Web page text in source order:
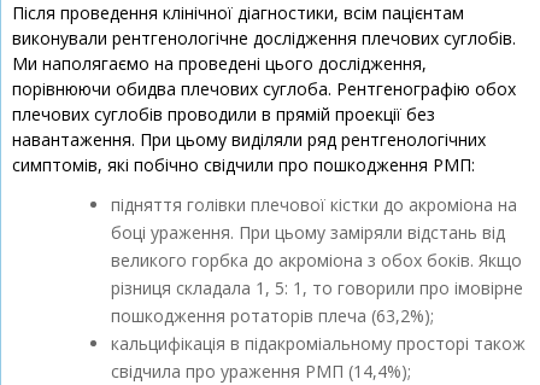
Після проведення клінічної діагностики, всім пацієнтам
виконували рентгенологічне дослідження плечових суглобів.
Ми наполягаємо на проведені цього дослідження,
порівнюючи обидва плечових суглоба. Рентгенографію обох
плечових суглобів проводили в прямій проекції без
навантаження. При цьому виділяли ряд рентгенологічних
симптомів, які побічно свідчили про пошкодження РМП:
підняття голівки плечової кістки до акроміона на
боці ураження. При цьому заміряли відстань від
великого горбка до акроміона з обох боків. Якщо
різниця складала 1, 5: 1, то говорили про імовірне
пошкодження ротаторів плеча (63,2%);
кальцифікація в підакроміальному просторі також
свідчила про ураження РМП (14,4%);